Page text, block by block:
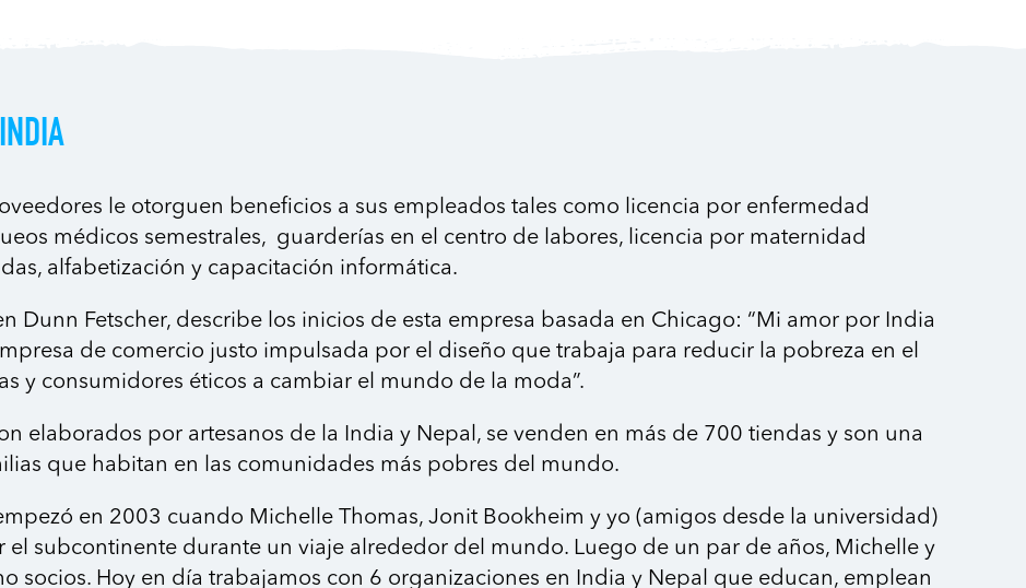
le otorguen beneficios a sus empleados tales como licencia por enfermedad
médicos semestrales, guarderías en el centro de labores, licencia por maternidad
alfabetización y capacitación informática.
Dunn Fetscher, describe los inicios de esta empresa basada en Chicago: “Mi amor por India
de comercio justo impulsada por el diseño que trabaja para reducir la pobreza en el
y consumidores éticos a cambiar el mundo de la moda”.
elaborados por artesanos de la India y Nepal, se venden en más de 700 tiendas y son una
que habitan en las comunidades más pobres del mundo.
en 2003 cuando Michelle Thomas, Jonit Bookheim y yo (amigos desde la universidad)
el subcontinente durante un viaje alrededor del mundo. Luego de un par de años, Michelle y
socios. Hoy en día trabajamos con 6 organizaciones en India y Nepal que educan, emplean